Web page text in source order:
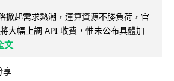
掀起需求熱潮，運算資源不勝負荷，官
大幅上調 API 收費，惟未公布具體加
文
享